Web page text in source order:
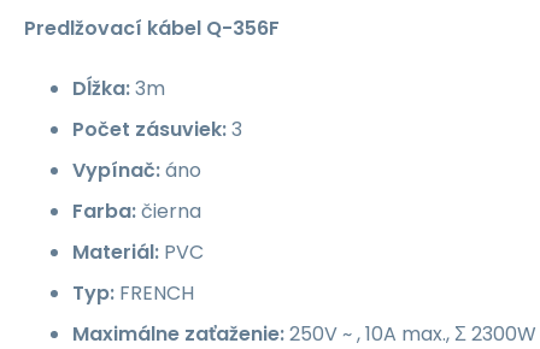
Predlžovací kábel Q-356F
Dĺžka:3m
Počet zásuviek:3
Vypínač:áno
Farba:čierna
Materiál: PVC
Typ: FRENCH
Maximálne zaťaženie:250V ~ , 10A max., Σ